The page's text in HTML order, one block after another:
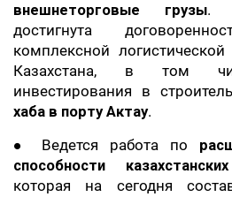
внешнеторговые грузы.
достигнута
комплексной
Казахстана, в том
инвестирования в
хаба в порту Актау.
● Ведется работа по
способности
которая на сегодня